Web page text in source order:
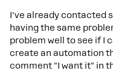
I've already contacted
having the same
problem well to see if I
create an automation
comment "I want it" in